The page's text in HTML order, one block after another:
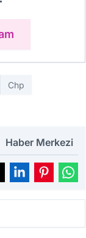
Chp
Haber Merkezi